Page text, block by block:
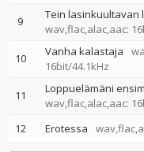
9
Tein lasinkuultavan
wav,flac,alac,aac:
10 Vanha kalastaja
16bit/44.1kHz
11
Loppuelämäni
wav,flac,alac,aac:
12 Erotessa